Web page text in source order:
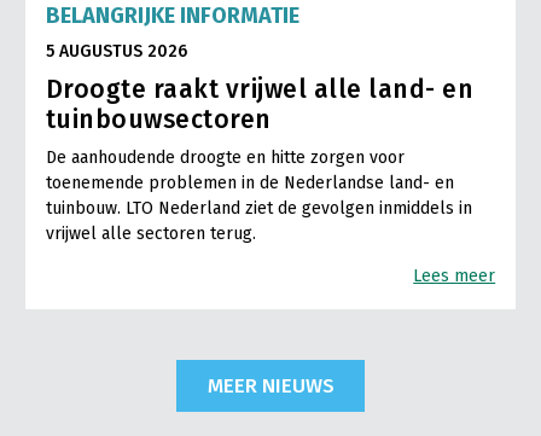
BELANGRIJKE INFORMATIE
5 AUGUSTUS 2026
Droogte raakt vrijwel alle land- en
tuinbouwsectoren
De aanhoudende droogte en hitte zorgen voor
toenemende problemen in de Nederlandse land- en
tuinbouw. LTO Nederland ziet de gevolgen inmiddels in
vrijwel alle sectoren terug.
Lees meer
MEER NIEUWS